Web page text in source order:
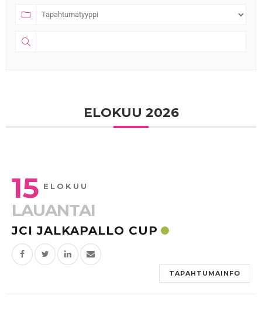
ELOKUU 2026
15 ELOKUU
LAUANTAI
JCI JALKAPALLO CUP
TAPAHTUMAINFO